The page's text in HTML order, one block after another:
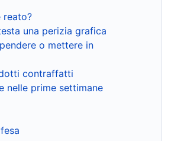
reato?
una perizia grafica
o mettere in
contraffatti
nelle prime settimane